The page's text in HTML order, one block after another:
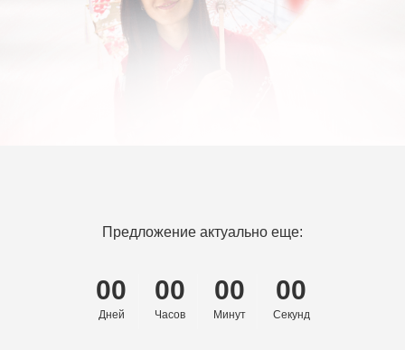
Предложение актуально еще:
00
Дней
00
Часов
00
Минут
00
Секунд